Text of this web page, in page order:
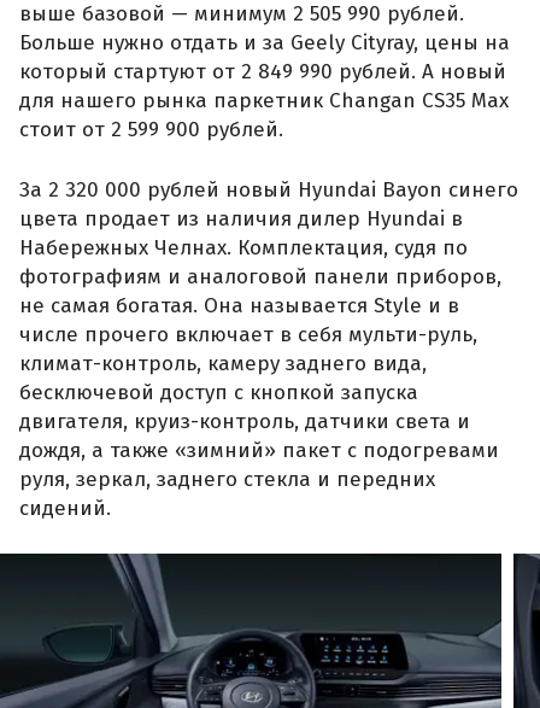
выше базовой — минимум 2 505 990 рублей.
Больше нужно отдать и за Geely Cityray, цены на
который стартуют от 2 849 990 рублей. А новый
для нашего рынка паркетник Changan CS35 Max
стоит от 2 599 900 рублей.
За 2 320 000 рублей новый Hyundai Bayon синего
цвета продает из наличия дилер Hyundai в
Набережных Челнах. Комплектация, судя по
фотографиям и аналоговой панели приборов,
не самая богатая. Она называется Style и в
числе прочего включает в себя мульти-руль,
климат-контроль, камеру заднего вида,
бесключевой доступ с кнопкой запуска
двигателя, круиз-контроль, датчики света и
дождя, а также «зимний» пакет с подогревами
руля, зеркал, заднего стекла и передних
сидений.